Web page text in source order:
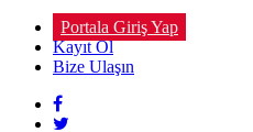
Portala Giriş Yap
Kayıt Ol
Bize Ulaşın